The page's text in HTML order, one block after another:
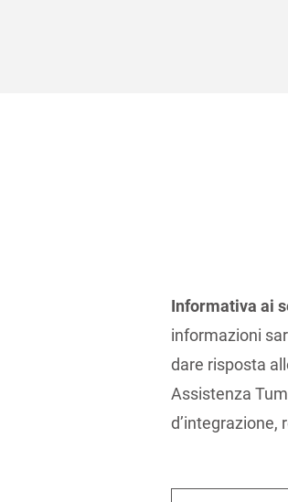
Informativa ai
informazioni
dare risposta
Assistenza
d’integrazione,